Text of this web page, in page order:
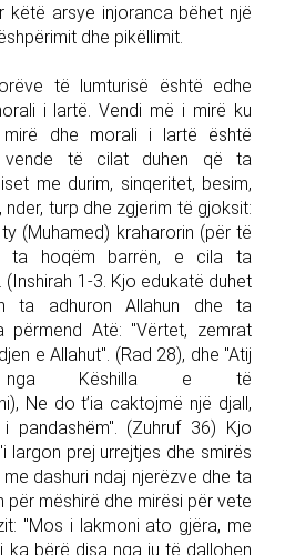
këtë arsye injoranca bëhet një
dhe pikëllimit.
të lumturisë është edhe
i lartë. Vendi më i mirë ku
dhe morali i lartë është
vende të cilat duhen që ta
me durim, sinqeritet, besim,
turp dhe zgjerim të gjoksit:
(Muhamed) kraharorin (për të
ta hoqëm barrën, e cila ta
(Inshirah 1-3. Kjo edukatë duhet
ta adhuron Allahun dhe ta
Atë: "Vërtet, zemrat
e Allahut". (Rad 28), dhe "Atij
nga Këshilla e të
Ne do t’ia caktojmë një djall,
pandashëm". (Zuhruf 36) Kjo
largon prej urrejtjes dhe smirës
dashuri ndaj njerëzve dhe ta
për mëshirë dhe mirësi për vete
"Mos i lakmoni ato gjëra, me
ka bërë disa nga ju të dallohen